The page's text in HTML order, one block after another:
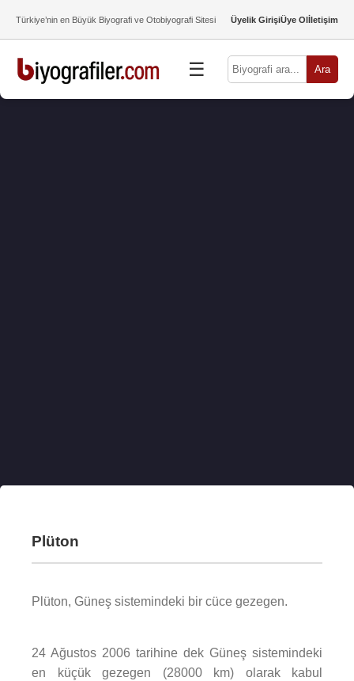
Türkiye’nin en Büyük Biyografi ve Otobiyografi Sitesi Üyelik GirişiÜye Olİletişim
☰ Ara
Plüton
Plüton, Güneş sistemindeki bir cüce gezegen.
24 Ağustos 2006 tarihine dek Güneş sistemindeki
en küçük gezegen (28000 km) olarak kabul